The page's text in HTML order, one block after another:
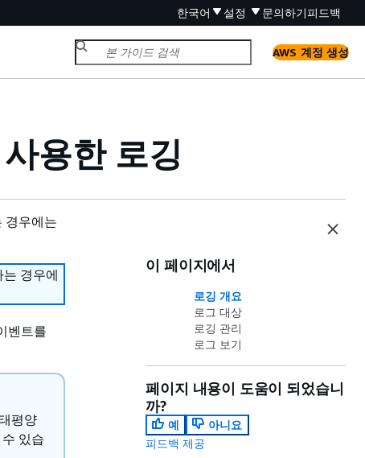
한국어 설정 문의하기피드백
AWS 계정 생성
용한 로깅
경우에는
경우에
벤트를
평양
있습
이 페이지에서
로깅 개요
로그 대상
로깅 관리
로그 보기
페이지 내용이 도움이 되었습니
까?
예
아니요
피드백 제공